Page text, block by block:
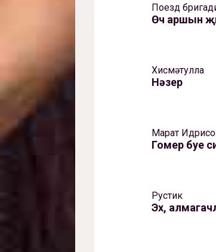
Поезд
Өч аршын
Хисмәтулла
Нәзер
Марат
Гомер буе
Рустик
Эх,